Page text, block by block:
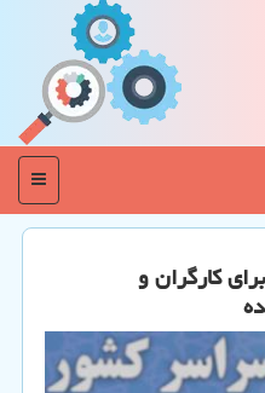
منو
برای كارگران و